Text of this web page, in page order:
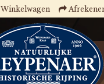
Winkelwagen